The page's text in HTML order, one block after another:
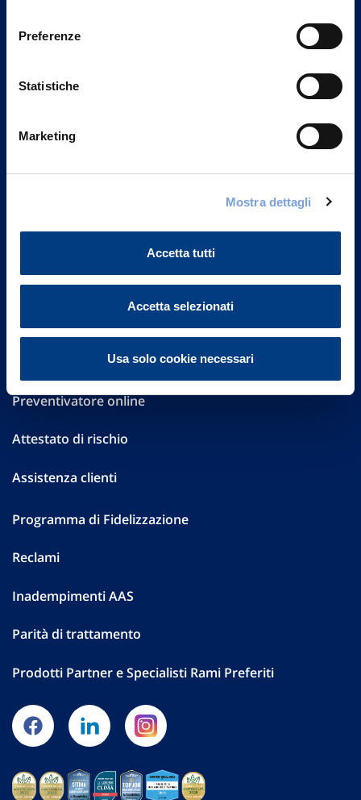
Preferenze
Statistiche
Marketing
Mostra dettagli
Accetta tutti
Accetta selezionati
Usa solo cookie necessari
Vittoria Assicurazioni S.p.A.
Part. IVA 01329510158
FAQ
Sostenibilità
Performances
Preventivatore online
Attestato di rischio
Assistenza clienti
Programma di Fidelizzazione
Reclami
Inadempimenti AAS
Parità di trattamento
Prodotti Partner e Specialisti Rami Preferiti